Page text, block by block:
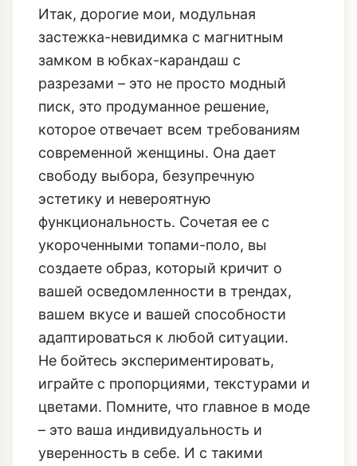
Итак, дорогие мои, модульная
застежка-невидимка с магнитным
замком в юбках-карандаш с
разрезами – это не просто модный
писк, это продуманное решение,
которое отвечает всем требованиям
современной женщины. Она дает
свободу выбора, безупречную
эстетику и невероятную
функциональность. Сочетая ее с
укороченными топами-поло, вы
создаете образ, который кричит о
вашей осведомленности в трендах,
вашем вкусе и вашей способности
адаптироваться к любой ситуации.
Не бойтесь экспериментировать,
играйте с пропорциями, текстурами и
цветами. Помните, что главное в моде
– это ваша индивидуальность и
уверенность в себе. И с такими